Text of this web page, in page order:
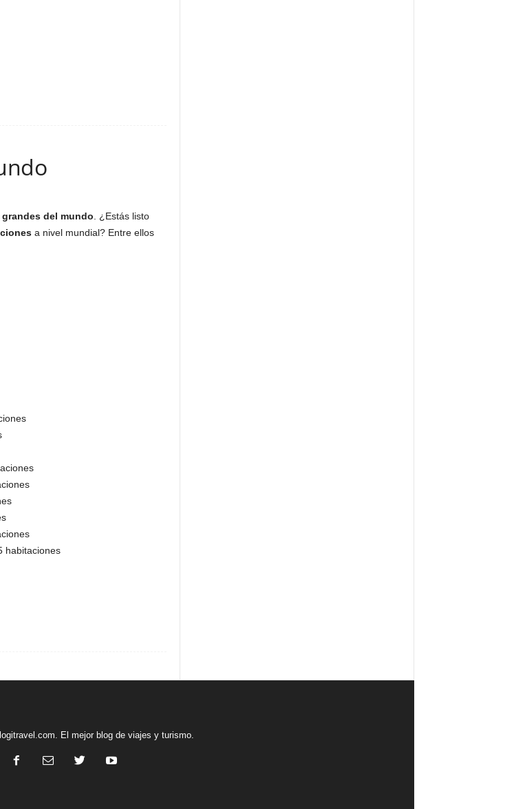
grandes del mundo . ¿Estás listo
a nivel mundial? Entre ellos
habitaciones
El mejor blog de viajes y turismo.